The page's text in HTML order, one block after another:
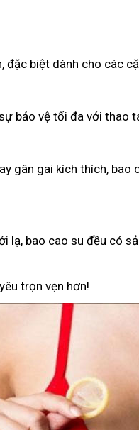
biệt dành cho các
bảo vệ tối đa với thao
gân gai kích thích, bao
bao cao su đều có
trọn vẹn hơn!